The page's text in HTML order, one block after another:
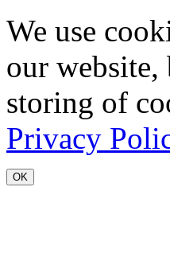
We use
our
storing of
Privacy
OK